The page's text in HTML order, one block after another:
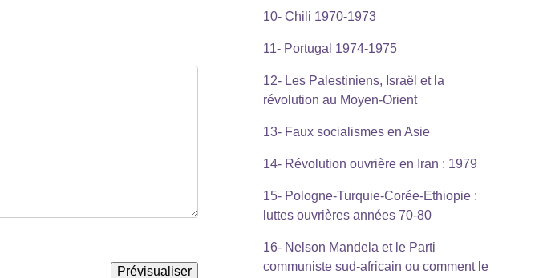
10- Chili 1970-1973
11- Portugal 1974-1975
12- Les Palestiniens, Israël et la
révolution au Moyen-Orient
13- Faux socialismes en Asie
14- Révolution ouvrière en Iran : 1979
15- Pologne-Turquie-Corée-Ethiopie :
luttes ouvrières années 70-80
16- Nelson Mandela et le Parti
communiste sud-africain ou comment le